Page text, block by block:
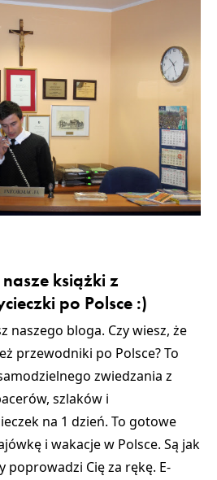
książki z
po Polsce :)
naszego bloga. Czy wiesz, że
przewodniki po Polsce? To
zwiedzania z
szlaków i
na 1 dzień. To gotowe
i wakacje w Polsce. Są jak
Cię za rękę. E-